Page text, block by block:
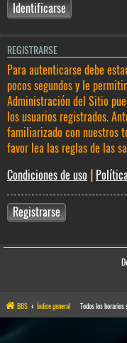
REGISTRARSE
Para autenticarse debe
pocos segundos y le
Administración del Sitio
los usuarios registrados.
familiarizado con nuestros
favor lea las reglas de las
Condiciones de uso
Registrarse
BBS Índice general Todos los horarios